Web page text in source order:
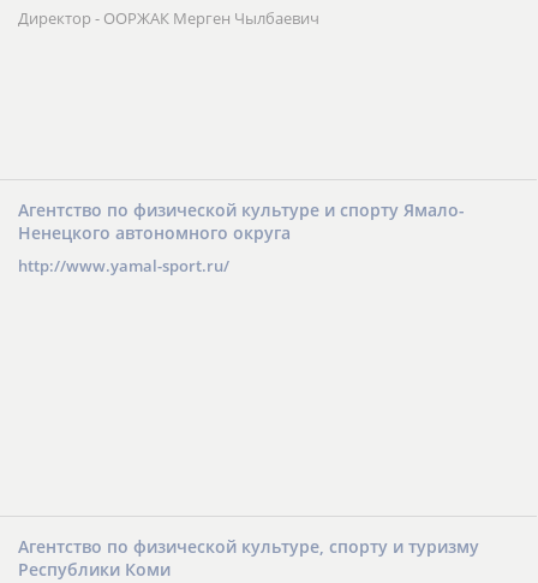
Директор - ООРЖАК Мерген Чылбаевич
Агентство по физической культуре и спорту Ямало-
Ненецкого автономного округа
http://www.yamal-sport.ru/
Агентство по физической культуре, спорту и туризму
Республики Коми